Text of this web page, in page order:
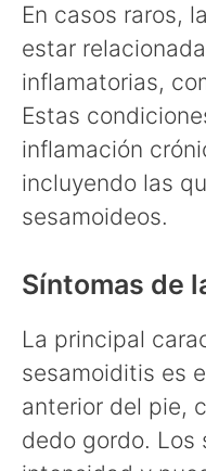
En casos raros,
estar
inflamatorias,
Estas
inflamación
incluyendo las
sesamoideos.
Síntomas de
La principal
sesamoiditis es
anterior del pie,
dedo gordo. Los